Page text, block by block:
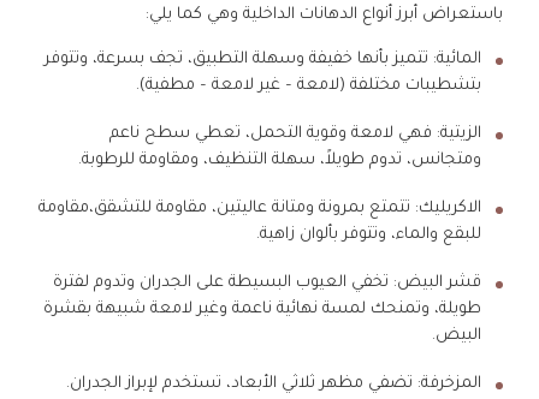
باستعراض أبرز أنواع الدهانات الداخلية وهي كما يلي:
المائية: تتميز بأنها خفيفة وسهلة التطبيق، تجف بسرعة، وتتوفر
بتشطيبات مختلفة (لامعة – غير لامعة – مطفية).
الزيتية: فهي لامعة وقوية التحمل، تعطي سطح ناعم
ومتجانس، تدوم طويلاً، سهلة التنظيف، ومقاومة للرطوبة.
الاكريليك: تتمتع بمرونة ومتانة عاليتين، مقاومة للتشقق،مقاومة
للبقع والماء، وتتوفر بألوان زاهية.
قشر البيض: تخفي العيوب البسيطة على الجدران وتدوم لفترة
طويلة، وتمنحك لمسة نهائية ناعمة وغير لامعة شبيهة بقشرة
البيض.
المزخرفة: تضفي مظهر ثلاثي الأبعاد، تستخدم لإبراز الجدران.